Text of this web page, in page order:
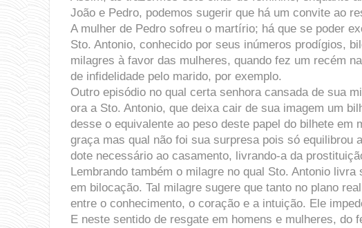
João e Pedro, podemos sugerir que há um convite ao
A mulher de Pedro sofreu o martírio; há que se poder
Sto. Antonio, conhecido por seus inúmeros prodígios,
milagres à favor das mulheres, quando fez um recém
de infidelidade pelo marido, por exemplo.
Outro episódio no qual certa senhora cansada de sua
ora a Sto. Antonio, que deixa cair de sua imagem um
desse o equivalente ao peso deste papel do bilhete
graça mas qual não foi sua surpresa pois só equilibrou
dote necessário ao casamento, livrando-a da
Lembrando também o milagre no qual Sto. Antonio
em bilocação. Tal milagre sugere que tanto no plano
entre o conhecimento, o coração e a intuição. Ele
E neste sentido de resgate em homens e mulheres,